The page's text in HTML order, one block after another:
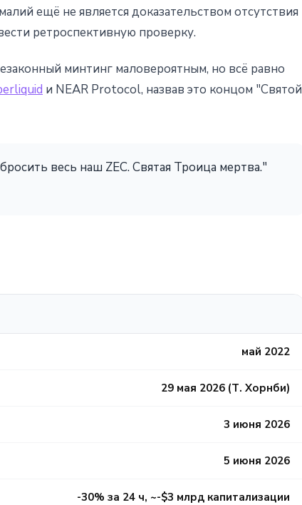
ещё не является доказательством отсутствия
ретроспективную проверку.
минтинг маловероятным, но всё равно
и NEAR Protocol, назвав это концом "Святой
весь наш ZEC. Святая Троица мертва."
май 2022
29 мая 2026 (Т. Хорнби)
3 июня 2026
5 июня 2026
-30% за 24 ч, ~-$3 млрд капитализации